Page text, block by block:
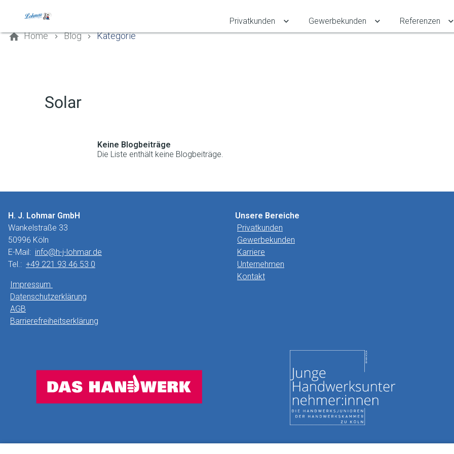
Privatkunden
Untermenü für Privatkunden umschalten
Gewerbekunden Untermenü für
Referenzen
Home Blog Kategorie
Solar
Keine Blogbeiträge
Die Liste enthält keine Blogbeiträge.
H. J. Lohmar GmbH
Wankelstraße 33
50996 Köln
E-Mail: info@h-j-lohmar.de
Tel.: +49 221 93 46 53 0
Impressum
Datenschutzerklärung
AGB
Barrierefreiheitserklärung
Unsere Bereiche
Privatkunden
Gewerbekunden
Karriere
Unternehmen
Kontakt